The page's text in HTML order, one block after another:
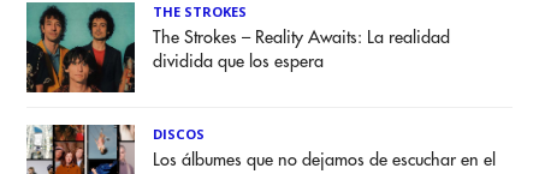
THE STROKES
The Strokes – Reality Awaits: La realidad
dividida que los espera
DISCOS
Los álbumes que no dejamos de escuchar en el